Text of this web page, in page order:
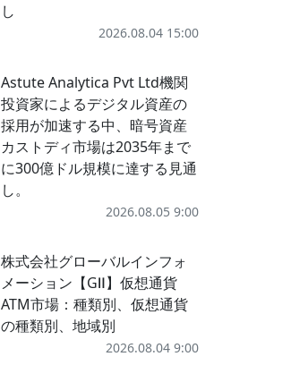
し
2026.08.04 15:00
Astute Analytica Pvt Ltd機関
投資家によるデジタル資産の
採用が加速する中、暗号資産
カストディ市場は2035年まで
に300億ドル規模に達する見通
し。
2026.08.05 9:00
株式会社グローバルインフォ
メーション【GⅡ】仮想通貨
ATM市場：種類別、仮想通貨
の種類別、地域別
2026.08.04 9:00